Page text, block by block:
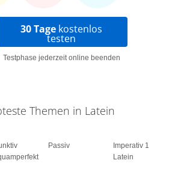
30 Tage kostenlos
testen
Testphase jederzeit online beenden
Themen in Latein
Passiv
Imperativ 1
Latein